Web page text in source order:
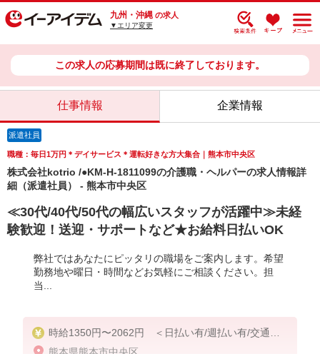
九州・沖縄 の求人
▼エリア変更
この求人の応募期間は既に終了しております。
仕事情報 企業情報
派遣社員
職種：毎日1万円＊デイサービス＊運転好きな方大集合｜熊本市中央区
株式会社kotrio /●KM-H-1811099の介護職・ヘルパーの求人情報詳
細（派遣社員） - 熊本市中央区
≪30代/40代/50代の幅広いスタッフが活躍中≫未経
験歓迎！送迎・サポートなど★お給料日払いOK
弊社ではあなたにピッタリの職場をご案内します。希望
勤務地や曜日・時間などお気軽にご相談ください。担
当...
時給1350円〜2062円 ＜日払い有/週払い有/交通費
全支給(ガソリン代含む)＞